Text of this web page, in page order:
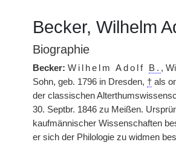
Becker, Wilhelm
Biographie
Becker: Wilhelm Adolf B. ,
Sohn, geb. 1796 in Dresden, † als
der classischen
30. Septbr. 1846 zu Meißen.
kaufmännischer Wissenschaften
er sich der Philologie zu widmen